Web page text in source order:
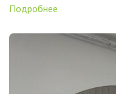
Подробнее